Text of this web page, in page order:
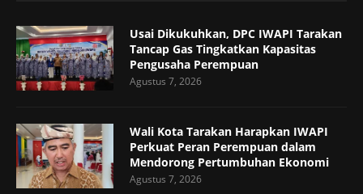
Usai Dikukuhkan, DPC IWAPI Tarakan
Tancap Gas Tingkatkan Kapasitas
Pengusaha Perempuan
Agustus 7, 2026
Wali Kota Tarakan Harapkan IWAPI
Perkuat Peran Perempuan dalam
Mendorong Pertumbuhan Ekonomi
Agustus 7, 2026